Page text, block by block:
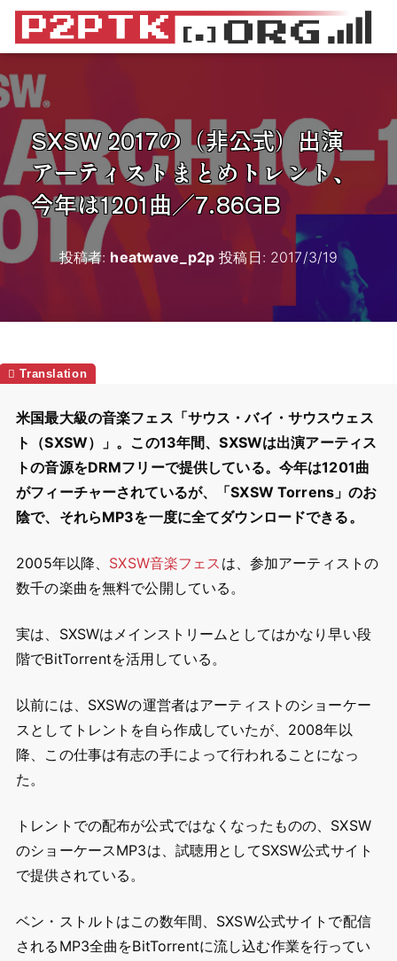
SXSW 2017の（非公式）出演
アーティストまとめトレント、
今年は1201曲／7.86GB
投稿者: heatwave_p2p 投稿日: 2017/3/19
米国最大級の音楽フェス「サウス・バイ・サウスウェス
ト（SXSW）」。この13年間、SXSWは出演アーティス
トの音源をDRMフリーで提供している。今年は1201曲
がフィーチャーされているが、「SXSW Torrens」のお
陰で、それらMP3を一度に全てダウンロードできる。
2005年以降、 SXSW音楽フェス は、参加アーティストの
数千の楽曲を無料で公開している。
実は、SXSWはメインストリームとしてはかなり早い段
階でBitTorrentを活用している。
以前には、SXSWの運営者はアーティストのショーケー
スとしてトレントを自ら作成していたが、2008年以
降、この仕事は有志の手によって行われることになっ
た。
トレントでの配布が公式ではなくなったものの、SXSW
のショーケースMP3は、試聴用としてSXSW公式サイト
で提供されている。
ベン・ストルトはこの数年間、SXSW公式サイトで配信
されるMP3全曲をBitTorrentに流し込む作業を行ってい